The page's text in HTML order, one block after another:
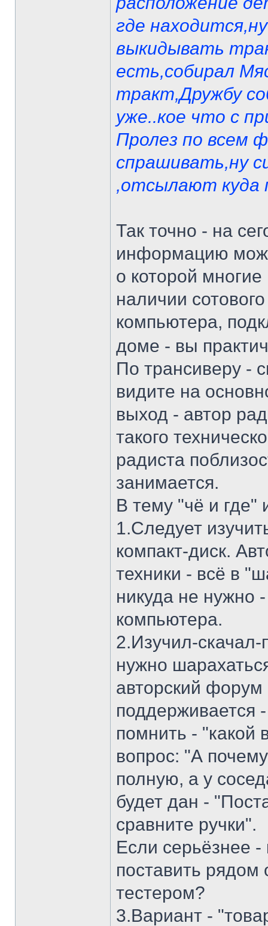
где
выкидывать
есть,собирал
тракт,Дружбу
уже..кое что с
Пролез по всем
спрашивать,ну
,отсылают куда
Так точно - на
информацию
о которой
наличии
компьютера,
доме - вы
По трансиверу -
видите на
выход - автор
такого
радиста
занимается.
В тему "чё и где"
1.Следует
компакт-диск.
техники - всё в
никуда не нужно
компьютера.
2.Изучил-
нужно
авторский форум
поддерживается
помнить - "какой
вопрос: "А
полную, а у
будет дан -
сравните ручки".
Если серьёзнее -
поставить рядом
тестером?
3.Вариант -